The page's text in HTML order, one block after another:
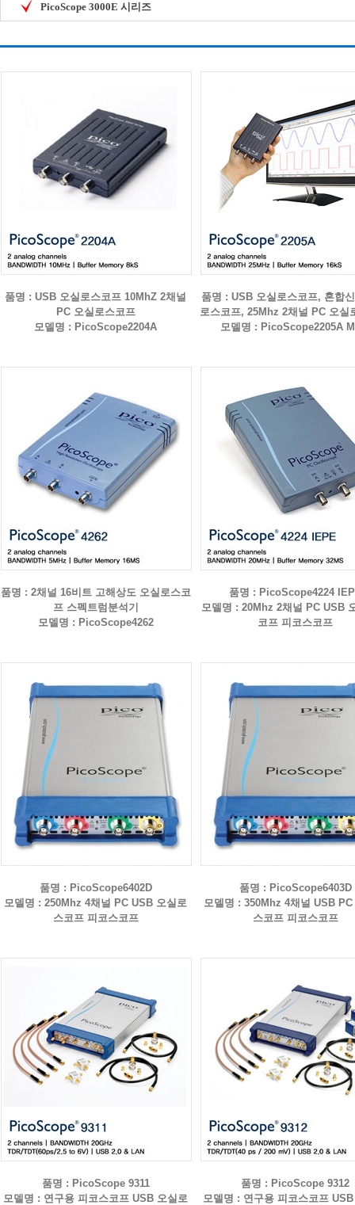
PicoScope 3000E 시리즈
품명 : USB 오실로스코프 10MhZ 2채널
PC 오실로스코프
모델명 : PicoScope2204A
품명 : USB 오실로스코프, 혼합
로스코프, 25Mhz 2채널 PC 오실
모델명 : PicoScope2205A
품명 : 2채널 16비트 고해상도 오실로스코
프 스펙트럼분석기
모델명 : PicoScope4262
품명 : PicoScope4224
모델명 : 20Mhz 2채널 PC USB
코프 피코스코프
품명 : PicoScope6402D
모델명 : 250Mhz 4채널 PC USB 오실로
스코프 피코스코프
품명 : PicoScope6403D
모델명 : 350Mhz 4채널 USB
스코프 피코스코프
품명 : PicoScope 9311
모델명 : 연구용 피코스코프 USB 오실로
품명 : PicoScope 9312
모델명 : 연구용 피코스코프